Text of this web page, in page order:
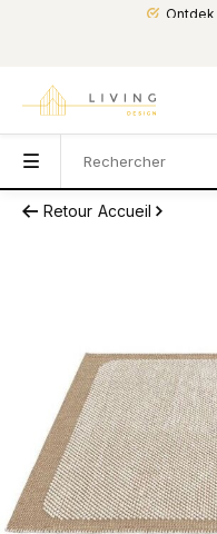
Ontdek
Retour Accueil